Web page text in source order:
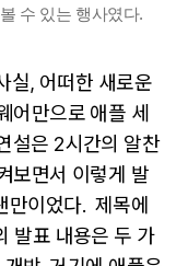
게
로
운
미
래
를.
수 있는 행사였다.
실, 어떠한 새로운
어만으로 애플 세
설은 2시간의 알찬
보면서 이렇게 발
만이었다. 제목에
발표 내용은 두 가